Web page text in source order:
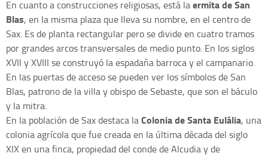
En cuanto a construcciones religiosas, está laermita de San
Blas, en la misma plaza que lleva su nombre, en el centro de
Sax. Es de planta rectangular pero se divide en cuatro tramos
por grandes arcos transversales de medio punto. En los siglos
XVII y XVIII se construyó la espadaña barroca y el campanario.
En las puertas de acceso se pueden ver los símbolos de San
Blas, patrono de la villa y obispo de Sebaste, que son el báculo
y la mitra.
En la población de Sax destaca laColonia de Santa Eulália, una
colonia agrícola que fue creada en la última década del siglo
XIX en una finca, propiedad del conde de Alcudia y de